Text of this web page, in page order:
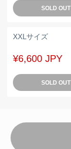
SOLD OUT
XXLサイズ
¥6,600 JPY
SOLD OUT